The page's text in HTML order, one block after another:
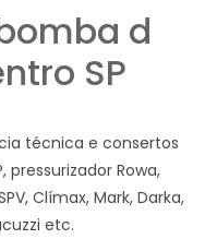
d
SP
técnica e consertos
pressurizador Rowa,
Clímax, Mark, Darka,
etc.